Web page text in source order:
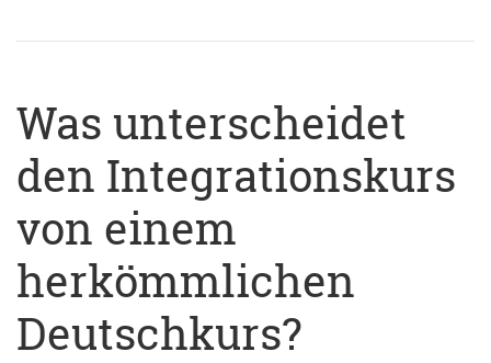
Was unterscheidet
den Integrationskurs
von einem
herkömmlichen
Deutschkurs?